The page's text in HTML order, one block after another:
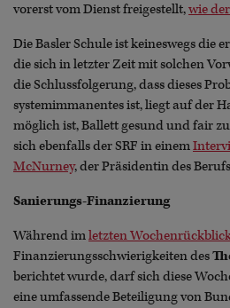
vorerst vom Dienst freigestellt,wie
Die Basler Schule ist keineswegs die
die sich in letzter Zeit mit solchen
die Schlussfolgerung, dass dieses
systemimmanentes ist, liegt auf der
möglich ist, Ballett gesund und fair
sich ebenfalls der SRF in einem
McNurney, der Präsidentin des
Sanierungs-Finanzierung
Während imletzten
Finanzierungsschwierigkeiten des
berichtet wurde, darf sich diese
eine umfassende Beteiligung von